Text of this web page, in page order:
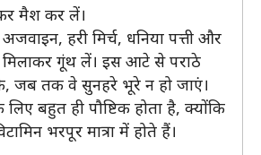
मैश कर लें।
हरी मिर्च, धनिया पत्ती और
गूंथ लें। इस आटे से पराठे
जब तक वे सुनहरे भूरे न हो जाएं।
बहुत ही पौष्टिक होता है, क्योंकि
भरपूर मात्रा में होते हैं।